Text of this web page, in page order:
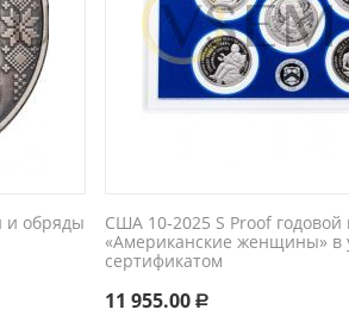
и обряды
США 10-2025 S Proof годовой
«Американские женщины» в
сертификатом
11 955.00 Р